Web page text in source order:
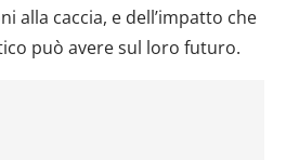
alla caccia, e dell’impatto che
può avere sul loro futuro.